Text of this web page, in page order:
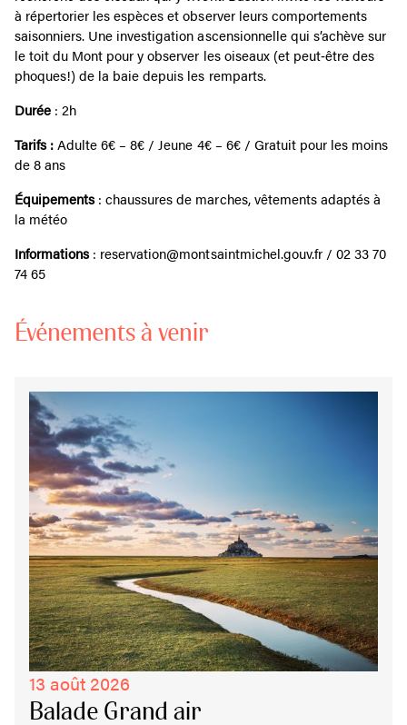
à répertorier les espèces et observer leurs comportements
saisonniers. Une investigation ascensionnelle qui s’achève sur
le toit du Mont pour y observer les oiseaux (et peut‑être des
phoques!) de la baie depuis les remparts.
Durée : 2h
Tarifs :Adulte 6€ – 8€ / Jeune 4€ – 6€ / Gratuit pour les moins
de 8 ans
Équipements: chaussures de marches, vêtements adaptés à
la météo
Informations: reservation@montsaintmichel.gouv.fr / 02 33 70
74 65
Événements à venir
13 août 2026
Balade Grand air